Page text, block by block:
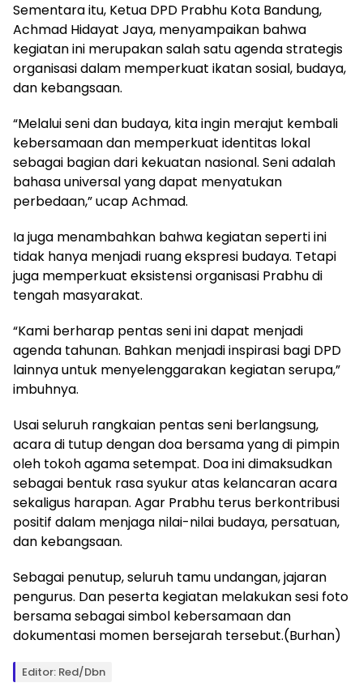
Sementara itu, Ketua DPD Prabhu Kota Bandung,
Achmad Hidayat Jaya, menyampaikan bahwa
kegiatan ini merupakan salah satu agenda strategis
organisasi dalam memperkuat ikatan sosial, budaya,
dan kebangsaan.
“Melalui seni dan budaya, kita ingin merajut kembali
kebersamaan dan memperkuat identitas lokal
sebagai bagian dari kekuatan nasional. Seni adalah
bahasa universal yang dapat menyatukan
perbedaan,” ucap Achmad.
Ia juga menambahkan bahwa kegiatan seperti ini
tidak hanya menjadi ruang ekspresi budaya. Tetapi
juga memperkuat eksistensi organisasi Prabhu di
tengah masyarakat.
“Kami berharap pentas seni ini dapat menjadi
agenda tahunan. Bahkan menjadi inspirasi bagi DPD
lainnya untuk menyelenggarakan kegiatan serupa,”
imbuhnya.
Usai seluruh rangkaian pentas seni berlangsung,
acara di tutup dengan doa bersama yang di pimpin
oleh tokoh agama setempat. Doa ini dimaksudkan
sebagai bentuk rasa syukur atas kelancaran acara
sekaligus harapan. Agar Prabhu terus berkontribusi
positif dalam menjaga nilai-nilai budaya, persatuan,
dan kebangsaan.
Sebagai penutup, seluruh tamu undangan, jajaran
pengurus. Dan peserta kegiatan melakukan sesi foto
bersama sebagai simbol kebersamaan dan
dokumentasi momen bersejarah tersebut.(Burhan)
Editor: Red/Dbn